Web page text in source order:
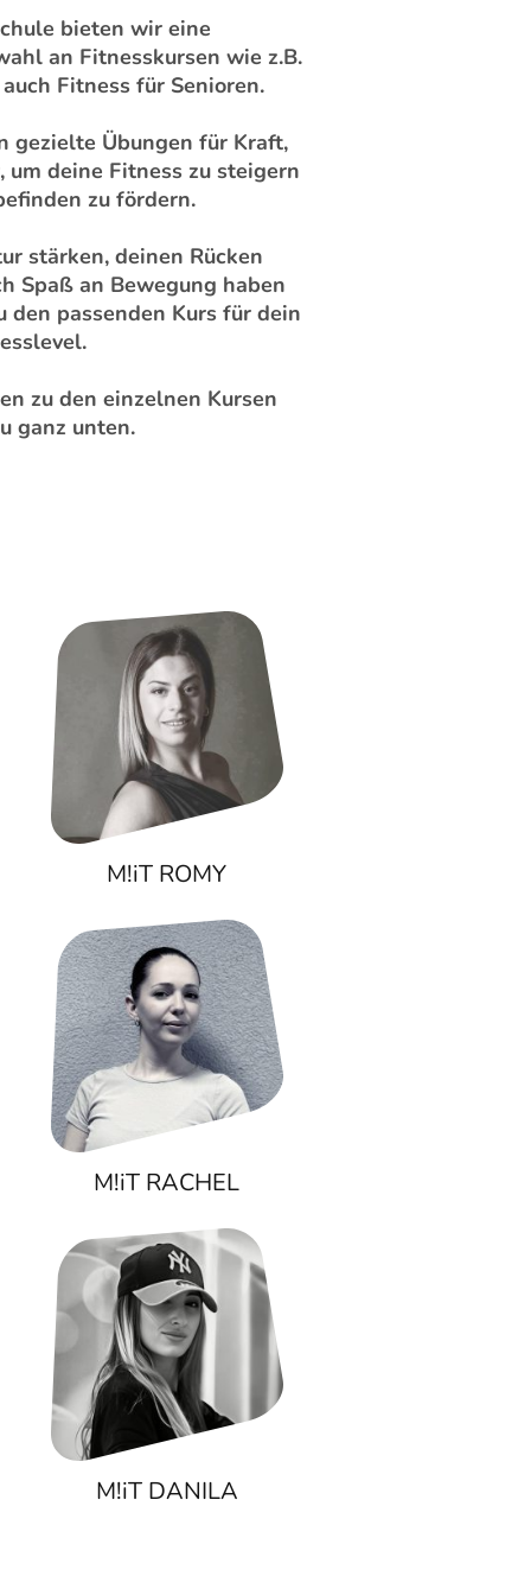
bieten wir eine
an Fitnesskursen wie z.B.
Fitness für Senioren.
gezielte Übungen für Kraft,
deine Fitness zu steigern
zu fördern.
stärken, deinen Rücken
Spaß an Bewegung haben
den passenden Kurs für dein
zu den einzelnen Kursen
ganz unten.
M!iT ROMY
M!iT RACHEL
M!iT DANILA